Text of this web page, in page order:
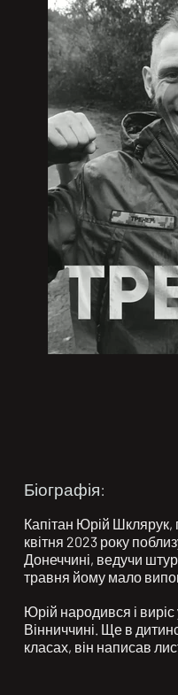
Біографія:
Капітан Юрій Шклярук,
квітня 2023 року
Донеччині, ведучи
травня йому мало
Юрій народився і виріс
Вінниччині. Ще в
класах, він написав